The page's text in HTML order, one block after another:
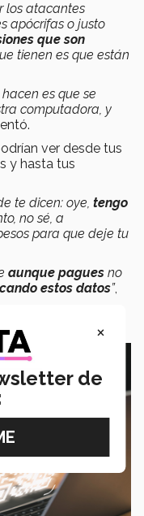
los atacantes
apócrifas o justo
que son
tienen es que están
es que se
computadora, y
ver desde tus
y hasta tus
te dicen: oye, tengo
no sé, a
para que deje tu
aunque pagues no
estos datos”,
×
de